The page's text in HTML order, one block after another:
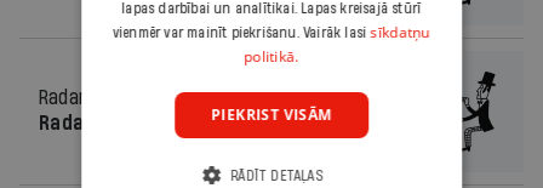
Radars
30.11.2016.
Radars pasaulē
lapas darbībai un analītikai. Lapas kreisajā stūrī
vienmēr var mainīt piekrišanu. Vairāk lasisīkdatņu
politikā.
PIEKRIST VISĀM
RĀDĪT DETAĻAS